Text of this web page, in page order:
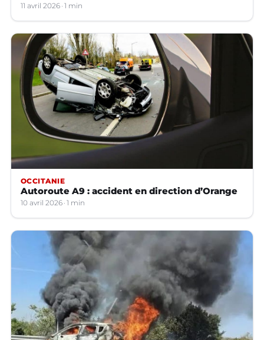
11 avril 2026 1 min
OCCITANIE
Autoroute A9 : accident en direction d’Orange
10 avril 2026 1 min